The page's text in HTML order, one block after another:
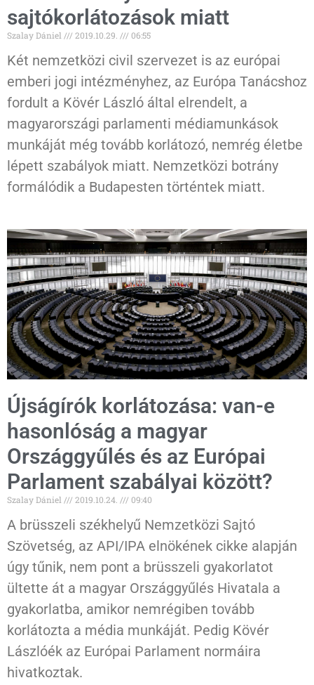
sajtókorlátozások miatt
Szalay Dániel 2019.10.29. 06:55
Két nemzetközi civil szervezet is az európai
emberi jogi intézményhez, az Európa Tanácshoz
fordult a Kövér László által elrendelt, a
magyarországi parlamenti médiamunkások
munkáját még tovább korlátozó, nemrég életbe
lépett szabályok miatt. Nemzetközi botrány
formálódik a Budapesten történtek miatt.
Újságírók korlátozása: van-e
hasonlóság a magyar
Országgyűlés és az Európai
Parlament szabályai között?
Szalay Dániel 2019.10.24. 09:40
A brüsszeli székhelyű Nemzetközi Sajtó
Szövetség, az API/IPA elnökének cikke alapján
úgy tűnik, nem pont a brüsszeli gyakorlatot
ültette át a magyar Országgyűlés Hivatala a
gyakorlatba, amikor nemrégiben tovább
korlátozta a média munkáját. Pedig Kövér
Lászlóék az Európai Parlament normáira
hivatkoztak.